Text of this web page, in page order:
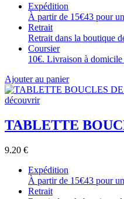
Expédition
À partir de 15€43 pour
Retrait
Retrait dans la boutique
Coursier
10€. Livraison à domicile
Ajouter au panier
découvrir
TABLETTE
9.20 €
Expédition
À partir de 15€43 pour
Retrait